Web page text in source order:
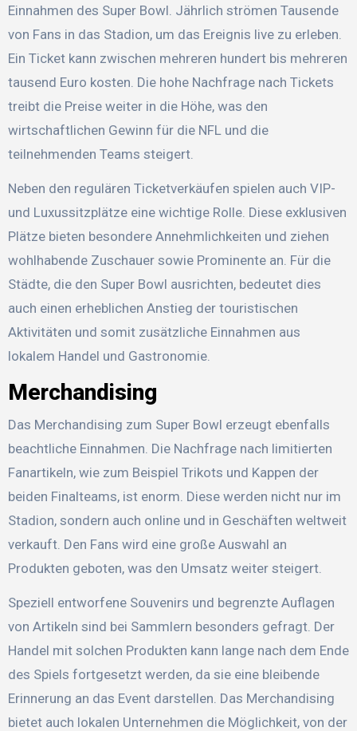
Einnahmen des Super Bowl. Jährlich strömen Tausende
von Fans in das Stadion, um das Ereignis live zu erleben.
Ein Ticket kann zwischen mehreren hundert bis mehreren
tausend Euro kosten. Die hohe Nachfrage nach Tickets
treibt die Preise weiter in die Höhe, was den
wirtschaftlichen Gewinn für die NFL und die
teilnehmenden Teams steigert.
Neben den regulären Ticketverkäufen spielen auch VIP-
und Luxussitzplätze eine wichtige Rolle. Diese exklusiven
Plätze bieten besondere Annehmlichkeiten und ziehen
wohlhabende Zuschauer sowie Prominente an. Für die
Städte, die den Super Bowl ausrichten, bedeutet dies
auch einen erheblichen Anstieg der touristischen
Aktivitäten und somit zusätzliche Einnahmen aus
lokalem Handel und Gastronomie.
Merchandising
Das Merchandising zum Super Bowl erzeugt ebenfalls
beachtliche Einnahmen. Die Nachfrage nach limitierten
Fanartikeln, wie zum Beispiel Trikots und Kappen der
beiden Finalteams, ist enorm. Diese werden nicht nur im
Stadion, sondern auch online und in Geschäften weltweit
verkauft. Den Fans wird eine große Auswahl an
Produkten geboten, was den Umsatz weiter steigert.
Speziell entworfene Souvenirs und begrenzte Auflagen
von Artikeln sind bei Sammlern besonders gefragt. Der
Handel mit solchen Produkten kann lange nach dem Ende
des Spiels fortgesetzt werden, da sie eine bleibende
Erinnerung an das Event darstellen. Das Merchandising
bietet auch lokalen Unternehmen die Möglichkeit, von der